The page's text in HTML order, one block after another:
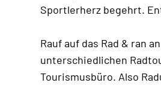
Sportlerherz begehrt.
Rauf auf das Rad & ran
unterschiedlichen
Tourismusbüro. Also